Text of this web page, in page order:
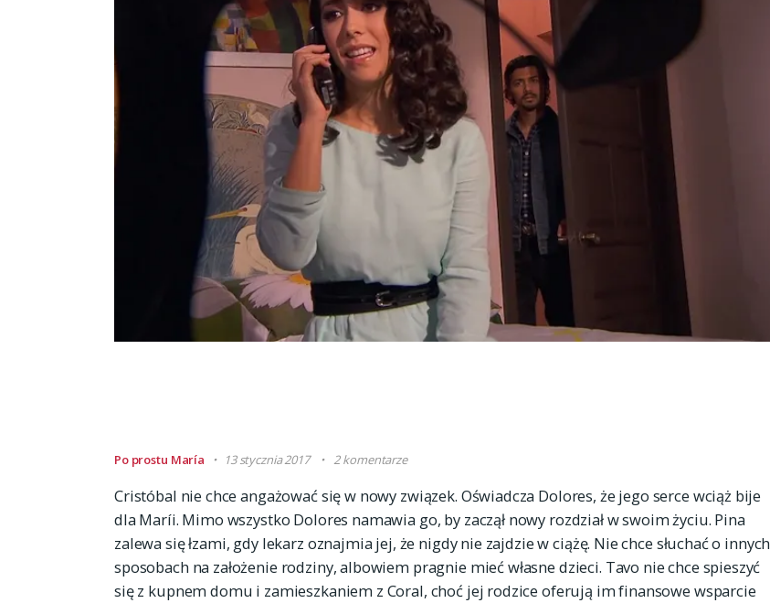
Po prostu María 13 stycznia 2017 2 komentarze
Cristóbal nie chce angażować się w nowy związek. Oświadcza Dolores, że jego serce wciąż bije
dla Maríi. Mimo wszystko Dolores namawia go, by zaczął nowy rozdział w swoim życiu. Pina
zalewa się łzami, gdy lekarz oznajmia jej, że nigdy nie zajdzie w ciążę. Nie chce słuchać o innych
sposobach na założenie rodziny, albowiem pragnie mieć własne dzieci. Tavo nie chce spieszyć
się z kupnem domu i zamieszkaniem z Coral, choć jej rodzice oferują im finansowe wsparcie